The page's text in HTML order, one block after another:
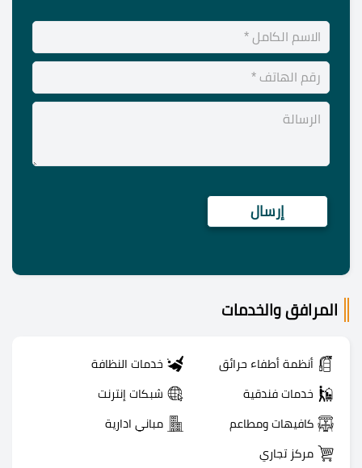
المرافق والخدمات
أنظمة أطفاء حرائق خدمات النظافة
خدمات فندقية شبكات إنترنت
كافيهات ومطاعم مباني ادارية
مركز تجاري